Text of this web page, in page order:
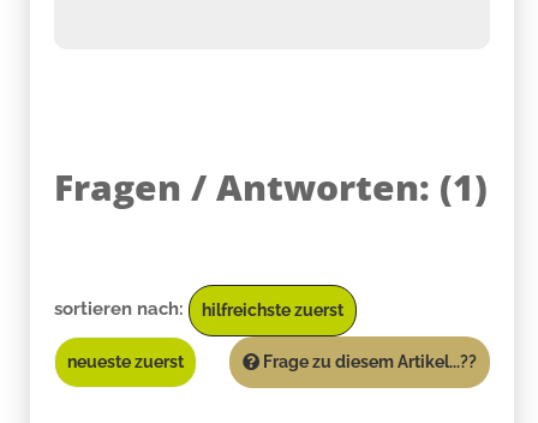
Fragen / Antworten: (1)
sortieren nach: hilfreichste zuerst
neueste zuerst Frage zu diesem Artikel...??